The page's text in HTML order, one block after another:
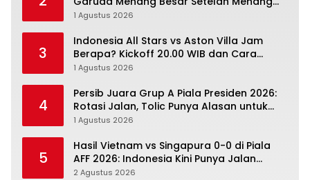
Angka Lebih Dulu
1 Agustus 2026
3
Indonesia All Stars vs Aston Villa Jam
Berapa? Kickoff 20.00 WIB dan Cara
Nonton Resminya
1 Agustus 2026
4
Persib Juara Grup A Piala Presiden 2026:
Rotasi Jalan, Tolic Punya Alasan untuk
Percaya
1 Agustus 2026
5
Hasil Vietnam vs Singapura 0-0 di Piala
AFF 2026: Indonesia Kini Punya Jalan
Terbuka
2 Agustus 2026